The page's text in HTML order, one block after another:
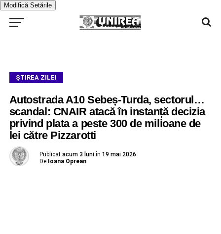
Modifică Setările
ŞTIREA ZILEI
Autostrada A10 Sebeș-Turda, sectorul…
scandal: CNAIR atacă în instanță decizia
privind plata a peste 300 de milioane de
lei către Pizzarotti
Publicat acum 3 luni în 19 mai 2026
De Ioana Oprean